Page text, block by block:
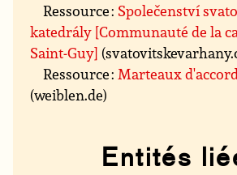
Ressource : Společenství
katedrály [Communauté de la
Saint-Guy]
Ressource :Marteaux
(weiblen.de)
Entités